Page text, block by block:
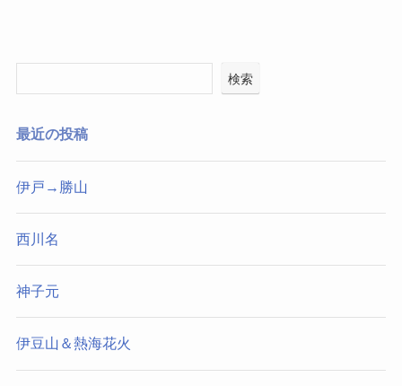
検索
最近の投稿
伊戸→勝山
西川名
神子元
伊豆山＆熱海花火